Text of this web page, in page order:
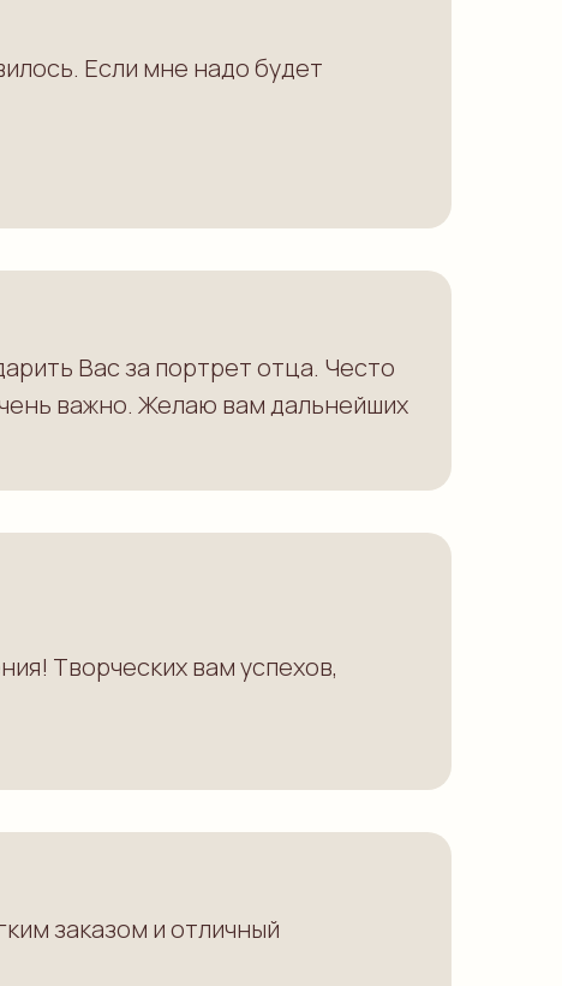
Если мне надо будет
Вас за портрет отца. Често
важно. Желаю вам дальнейших
Творческих вам успехов,
заказом и отличный